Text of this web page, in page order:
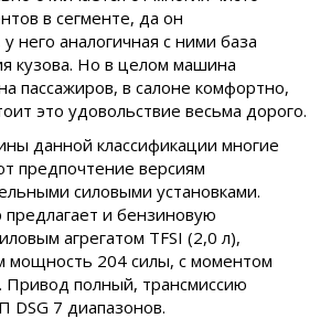
в сегменте, да он
него аналогичная с ними база
кузова. Но в целом машина
пассажиров, в салоне комфортно,
это удовольствие весьма дорого.
данной классификации многие
предпочтение версиям
силовыми установками.
и бензиновую
агрегатом TFSI (2,0 л),
204 силы, с моментом
Привод полный, трансмиссию
DSG 7 диапазонов.